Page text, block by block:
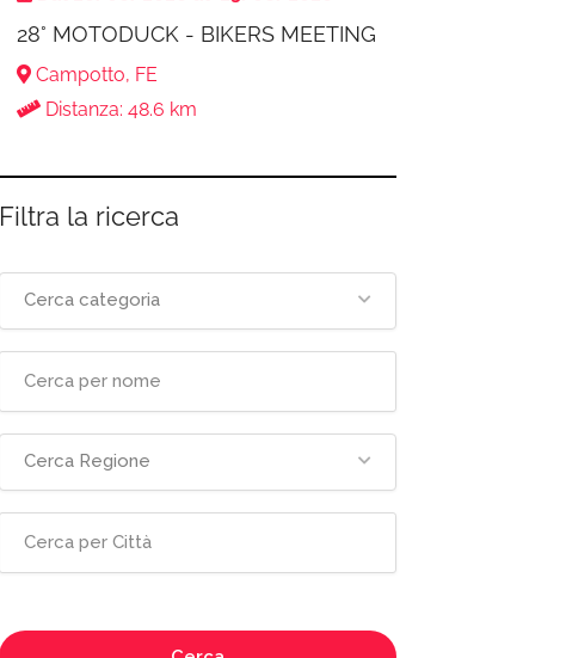
28° MOTODUCK - BIKERS MEETING
Campotto, FE
Distanza: 48.6 km
Filtra la ricerca
Cerca categoria
Cerca Regione